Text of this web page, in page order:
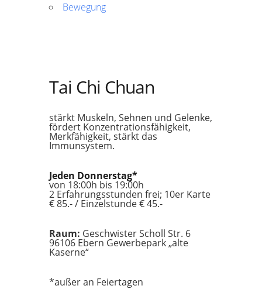
Bewegung
Tai Chi Chuan
stärkt Muskeln, Sehnen und Gelenke,
fördert Konzentrationsfähigkeit,
Merkfähigkeit, stärkt das
Immunsystem.
Jeden Donnerstag*
von 18:00h bis 19:00h
2 Erfahrungsstunden frei; 10er Karte
€ 85.- / Einzelstunde € 45.-
Raum: Geschwister Scholl Str. 6
96106 Ebern Gewerbepark „alte
Kaserne“
*außer an Feiertagen